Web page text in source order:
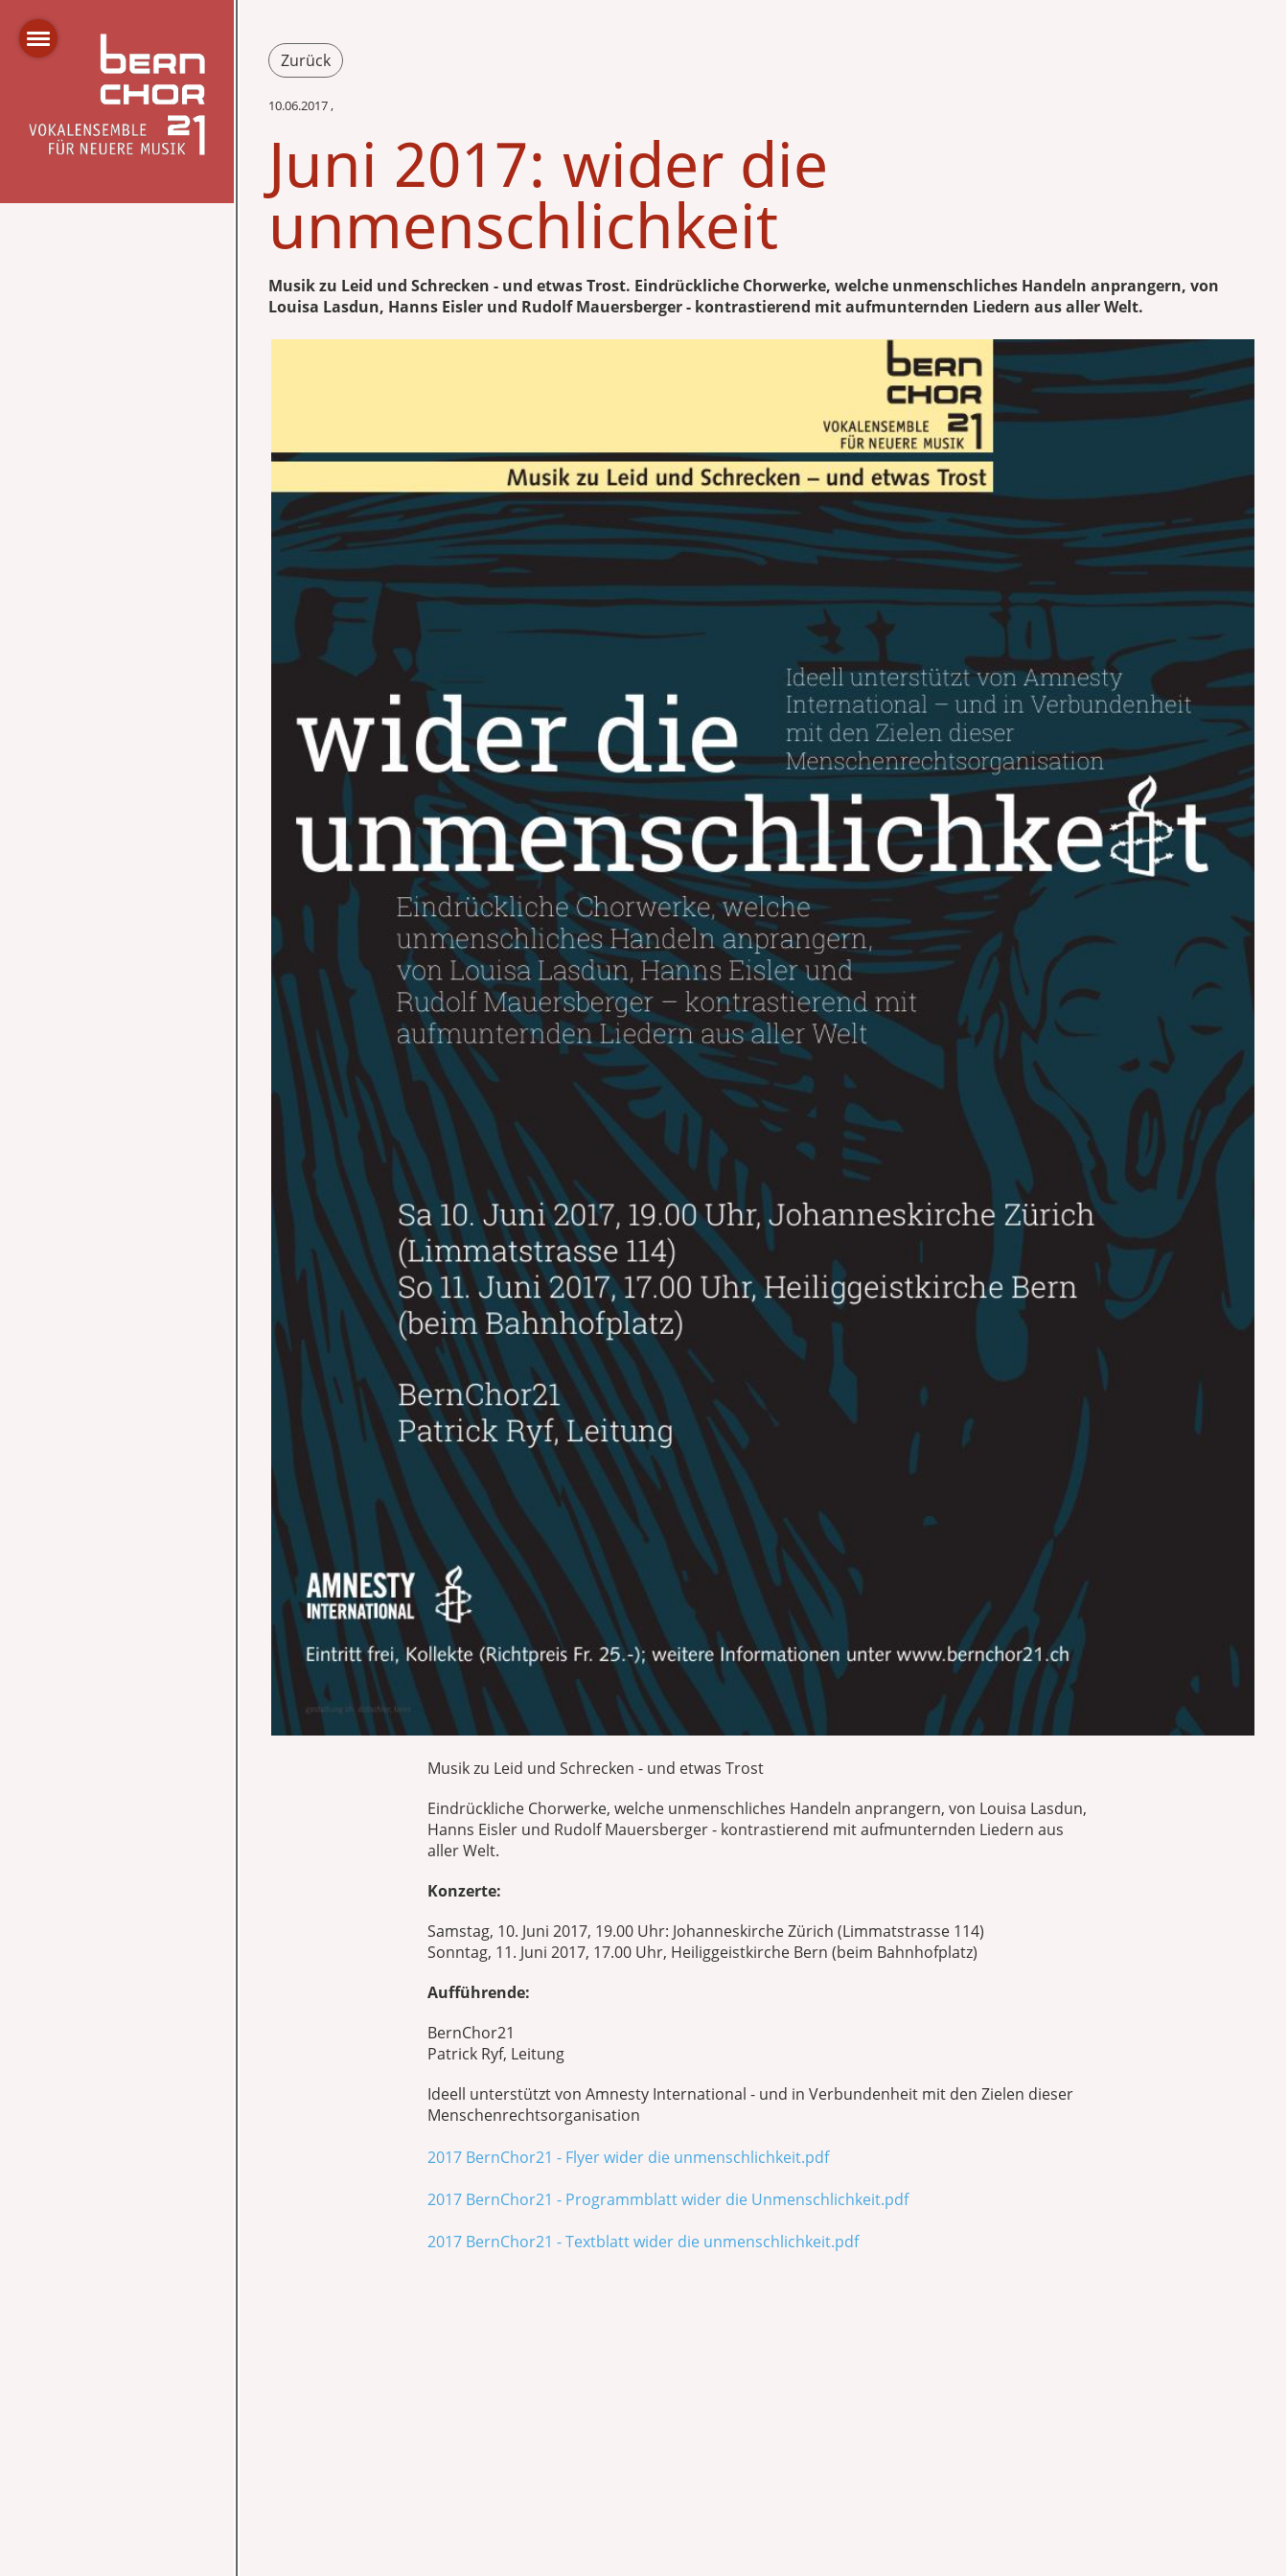
Zurück
10.06.2017,
Juni 2017: wider die
unmenschlichkeit
Musik zu Leid und Schrecken - und etwas Trost. Eindrückliche Chorwerke, welche unmenschliches Handeln anprangern, von
Louisa Lasdun, Hanns Eisler und Rudolf Mauersberger - kontrastierend mit aufmunternden Liedern aus aller Welt.
Musik zu Leid und Schrecken - und etwas Trost
Eindrückliche Chorwerke, welche unmenschliches Handeln anprangern, von Louisa Lasdun,
Hanns Eisler und Rudolf Mauersberger - kontrastierend mit aufmunternden Liedern aus
aller Welt.
Konzerte:
Samstag, 10. Juni 2017, 19.00 Uhr: Johanneskirche Zürich (Limmatstrasse 114)
Sonntag, 11. Juni 2017, 17.00 Uhr, Heiliggeistkirche Bern (beim Bahnhofplatz)
Aufführende:
BernChor21
Patrick Ryf, Leitung
Ideell unterstützt von Amnesty International - und in Verbundenheit mit den Zielen dieser
Menschenrechtsorganisation
2017 BernChor21 - Flyer wider die unmenschlichkeit.pdf
2017 BernChor21 - Programmblatt wider die Unmenschlichkeit.pdf
2017 BernChor21 - Textblatt wider die unmenschlichkeit.pdf